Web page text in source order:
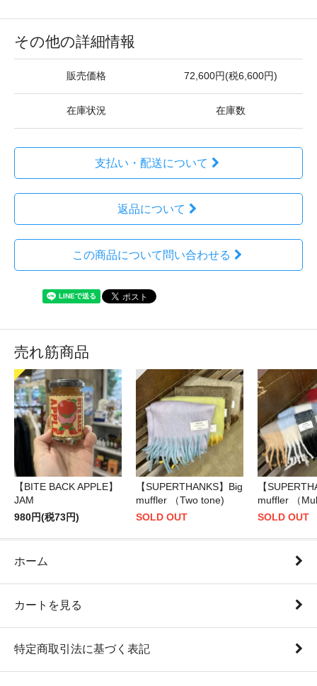
その他の詳細情報
販売価格 72,600円(税6,600円)
在庫状況 在庫数
支払い・配送について
返品について
この商品について問い合わせる
売れ筋商品
【BITE BACK APPLE】
JAM
980円(税73円)
【SUPERTHANKS】Big
muffler （Two tone)
SOLD OUT
【
muffler （
SOLD OUT
ホーム
カートを見る
特定商取引法に基づく表記